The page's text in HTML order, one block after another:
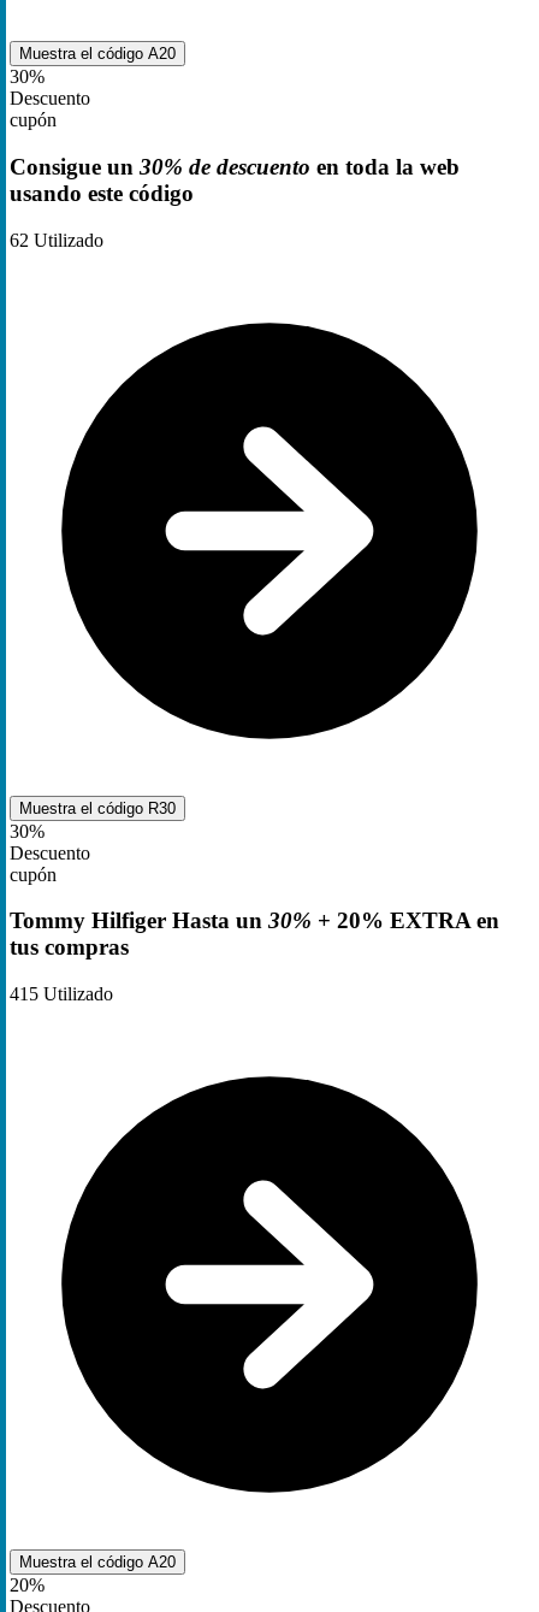
Muestra el código A20
30%
Descuento
cupón
Consigue un 30% de descuento en toda la web
usando este código
62 Utilizado
Muestra el código R30
30%
Descuento
cupón
Tommy Hilfiger Hasta un 30% + 20% EXTRA en
tus compras
415 Utilizado
Muestra el código A20
20%
Descuento